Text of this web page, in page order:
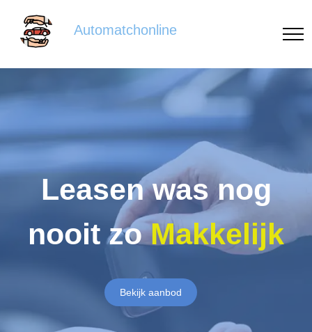
Automatchonline
Leasen was nog
nooit zoMakkelijk
Bekijk aanbod